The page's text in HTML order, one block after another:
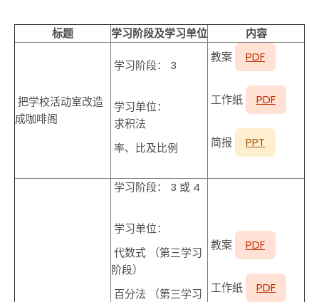
标题 学习阶段及学习单位 内容
把学校活动室改造
成咖啡阁
学习阶段： 3
学习单位：
求积法
率、比及比例
教案 PDF
工作紙 PDF
简报 PPT
学习阶段： 3 或 4
学习单位：
代数式 （第三学习
阶段）
百分法 （第三学习
教案 PDF
工作紙 PDF